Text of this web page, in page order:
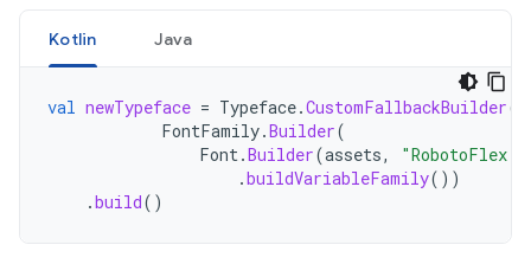
Kotlin Java
val newTypeface = Typeface.CustomFallbackBuilder(
FontFamily.Builder(
Font.Builder(assets,
.buildVariableFamily())
.build()